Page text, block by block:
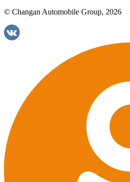
© Changan Automobile Group, 2026